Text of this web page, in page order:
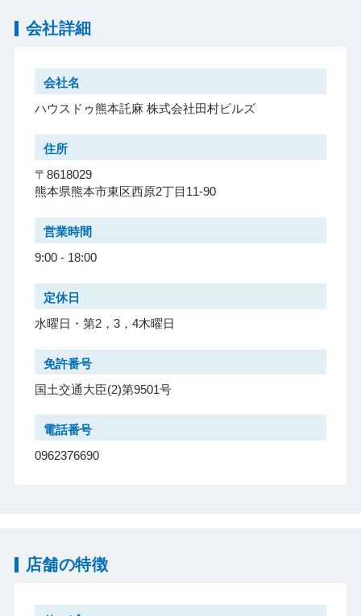
会社詳細
会社名
ハウスドゥ熊本託麻 株式会社田村ビルズ
住所
〒8618029
熊本県熊本市東区西原2丁目11-90
営業時間
9:00 - 18:00
定休日
水曜日・第2，3，4木曜日
免許番号
国土交通大臣(2)第9501号
電話番号
0962376690
店舗の特徴